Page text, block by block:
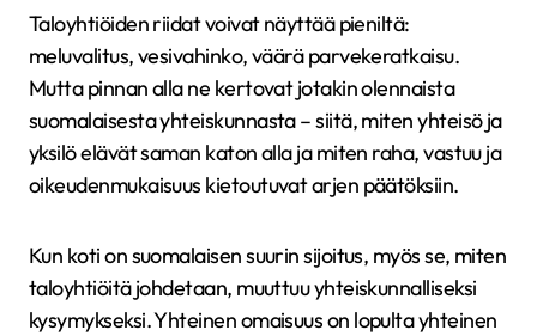
Taloyhtiöiden riidat voivat näyttää pieniltä:
meluvalitus, vesivahinko, väärä parvekeratkaisu.
Mutta pinnan alla ne kertovat jotakin olennaista
suomalaisesta yhteiskunnasta – siitä, miten yhteisö ja
yksilö elävät saman katon alla ja miten raha, vastuu ja
oikeudenmukaisuus kietoutuvat arjen päätöksiin.
Kun koti on suomalaisen suurin sijoitus, myös se, miten
taloyhtiöitä johdetaan, muuttuu yhteiskunnalliseksi
kysymykseksi. Yhteinen omaisuus on lopulta yhteinen